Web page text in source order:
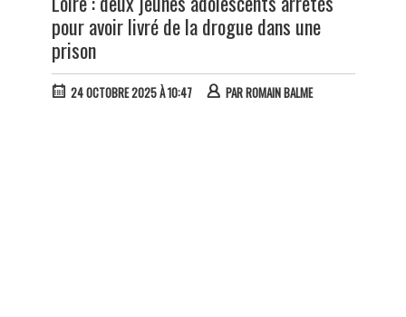
pour avoir livré de la drogue dans une
prison
24 OCTOBRE 2025 À 10:47 PARROMAIN BALME